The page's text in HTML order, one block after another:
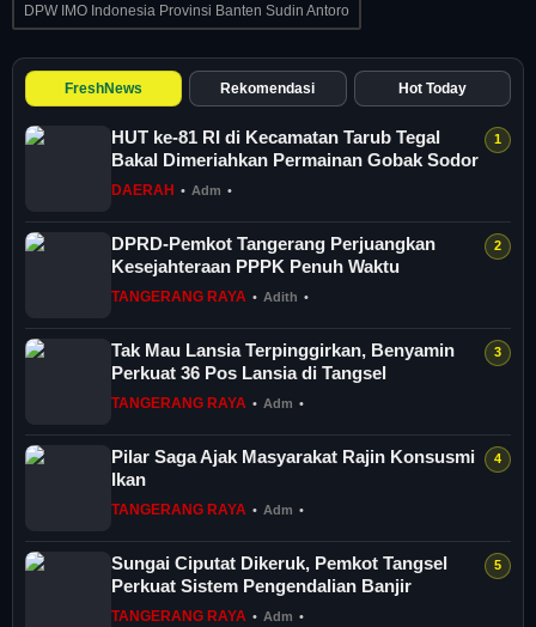
DPW IMO Indonesia Provinsi Banten Sudin Antoro
FreshNews Rekomendasi Hot Today
HUT ke-81 RI di Kecamatan Tarub Tegal
Bakal Dimeriahkan Permainan Gobak Sodor
DAERAH • Adm •
DPRD-Pemkot Tangerang Perjuangkan
Kesejahteraan PPPK Penuh Waktu
TANGERANG RAYA • Adith •
Tak Mau Lansia Terpinggirkan, Benyamin
Perkuat 36 Pos Lansia di Tangsel
TANGERANG RAYA • Adm •
Pilar Saga Ajak Masyarakat Rajin Konsusmi
Ikan
TANGERANG RAYA • Adm •
Sungai Ciputat Dikeruk, Pemkot Tangsel
Perkuat Sistem Pengendalian Banjir
TANGERANG RAYA • Adm •